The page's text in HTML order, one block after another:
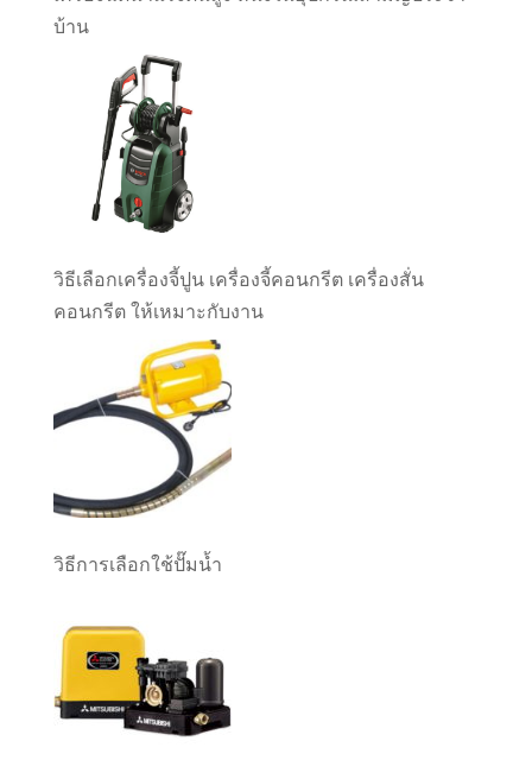
บ้าน
วิธีเลือกเครื่องจี้ปูน เครื่องจี้คอนกรีต เครื่องสั่น
คอนกรีต ให้เหมาะกับงาน
วิธีการเลือกใช้ปั๊มน้ำ